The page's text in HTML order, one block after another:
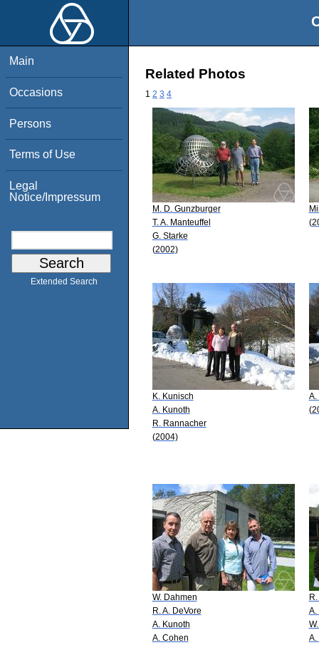
Main
Occasions
Persons
Terms of Use
Legal
Notice/Impressum
Extended Search
Related Photos
1 2 3 4
M. D. Gunzburger
T. A. Manteuffel
G. Starke
(2002)
K. Kunisch
A. Kunoth
R. Rannacher
(2004)
A.
W. Dahmen
R. A. DeVore
A. Kunoth
A. Cohen
A.
A.